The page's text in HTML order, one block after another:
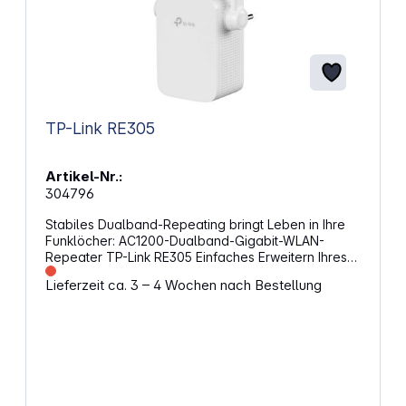
TP-Link RE305
Artikel-Nr.:
304796
Stabiles Dualband-Repeating bringt Leben in Ihre
Funklöcher: AC1200-Dualband-Gigabit-WLAN-
Repeater TP-Link RE305 Einfaches Erweitern Ihres
WLANs Haben Sie genug von WLAN-Funklöchern in
Ihrer Wohnung? Der Repeater RE305 verbindet sich
Lieferzeit ca. 3 – 4 Wochen nach Bestellung